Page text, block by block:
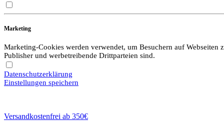
Marketing
Marketing-Cookies werden verwendet, um Besuchern auf
Publisher und werbetreibende Drittparteien sind.
Datenschutzerklärung
Einstellungen speichern
Versandkostenfrei ab 350€